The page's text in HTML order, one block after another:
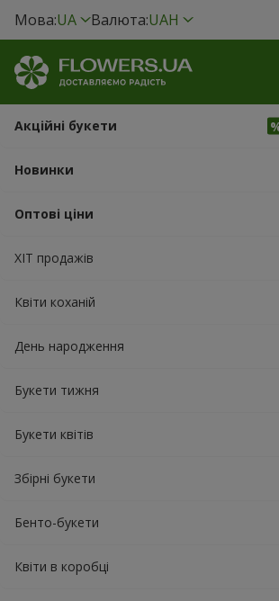
Мова:UA Валюта:UAH
Акційні букети
Новинки
Оптові ціни
ХІТ продажів
Квіти коханій
День народження
Букети тижня
Букети квітів
Збірні букети
Бенто-букети
Квіти в коробці